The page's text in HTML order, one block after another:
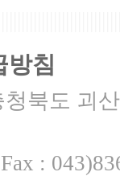
방침
북도 괴
: